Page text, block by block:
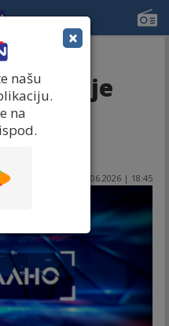
na
03.06.2026 | 18:45
×
našu
na